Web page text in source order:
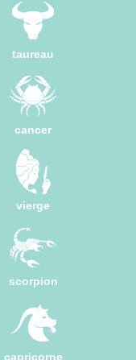
taureau
cancer
vierge
scorpion
capricorne